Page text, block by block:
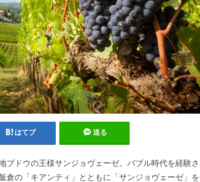
はてブ 送る
ブドウの王様サンジョヴェーゼ。バブル時代を経験さ
倉の「キアンティ」とともに「サンジョヴェーゼ」を